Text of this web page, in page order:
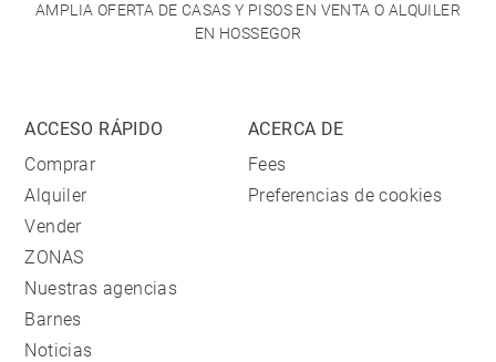
AMPLIA OFERTA DE CASAS Y PISOS EN VENTA O ALQUILER
EN HOSSEGOR
ACCESO RÁPIDO
Comprar
Alquiler
Vender
ZONAS
Nuestras agencias
Barnes
Noticias
ACERCA DE
Fees
Preferencias de cookies